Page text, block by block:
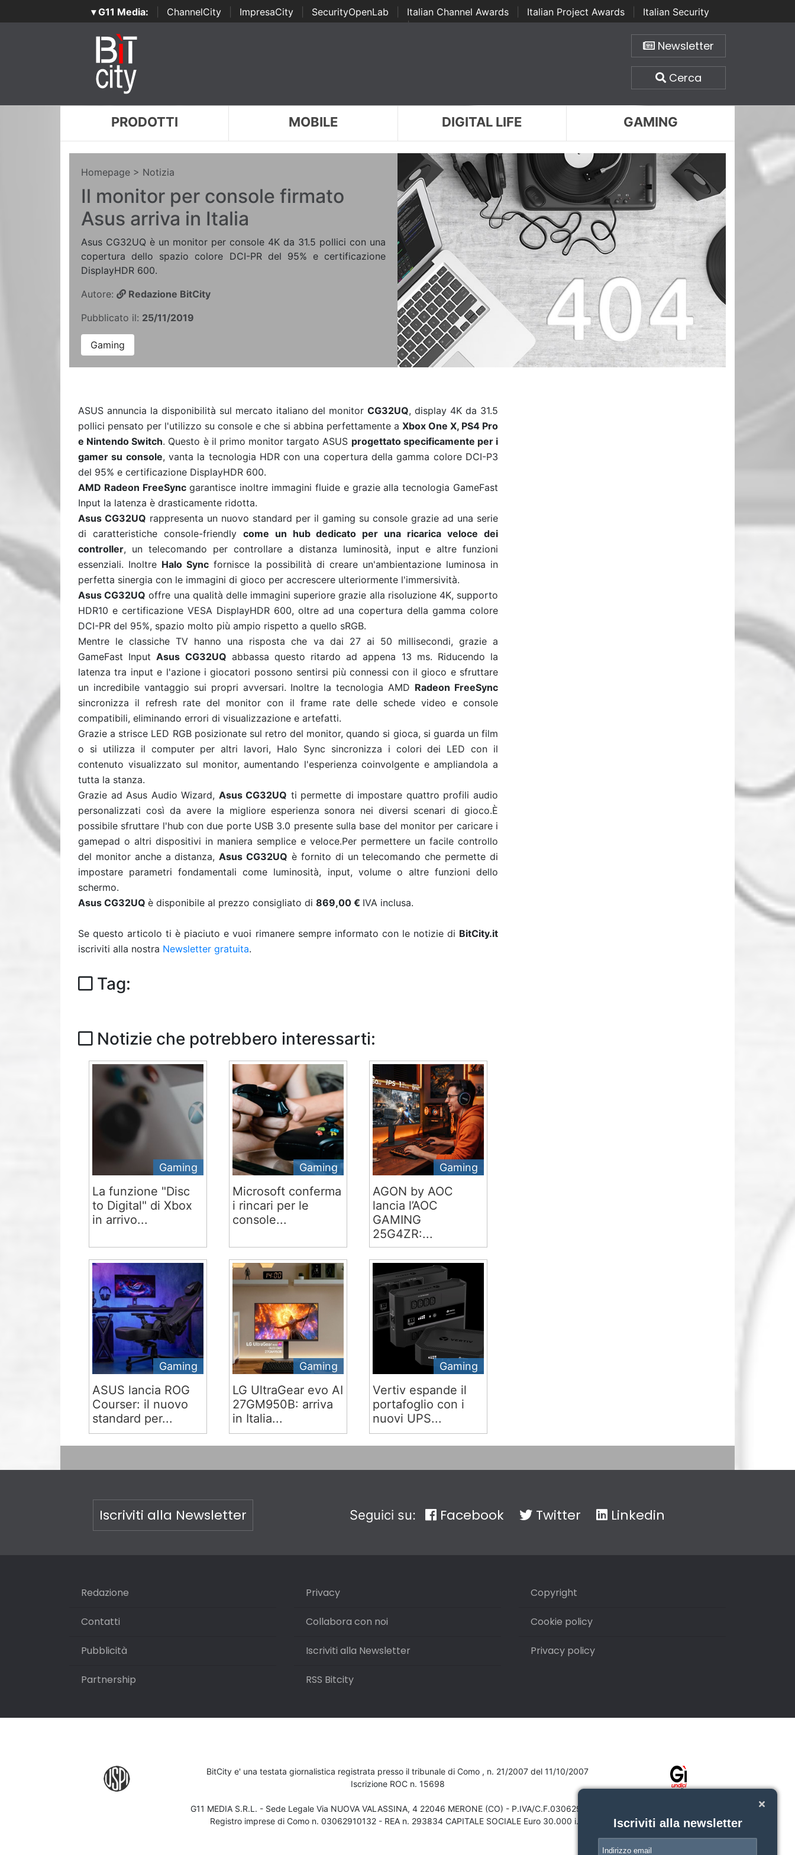
▾ G11 Media: ChannelCity ImpresaCity SecurityOpenLab Italian Channel Awards Italian Project Awards
Italian Security
Awards | ...
Newsletter
Cerca
PRODOTTI MOBILE DIGITAL LIFE GAMING
Homepage > Notizia
Il monitor per console firmato
Asus arriva in Italia
Asus CG32UQ è un monitor per console 4K da 31.5 pollici con una
copertura dello spazio colore DCI-PR del 95% e certificazione
DisplayHDR 600.
Autore:
Redazione BitCity
Pubblicato il: 25/11/2019
Gaming
ASUS annuncia la disponibilità sul mercato italiano del monitorCG32UQ, display 4K da 31.5
pollici pensato per l'utilizzo su console e che si abbina perfettamente a Xbox One X, PS4 Pro
e Nintendo Switch. Questo è il primo monitor targato ASUS progettato specificamente per i
gamer su console, vanta la tecnologia HDR con una copertura della gamma colore DCI-P3
del 95% e certificazione DisplayHDR 600.
AMD Radeon FreeSyncgarantisce inoltre immagini fluide e grazie alla tecnologia GameFast
Input la latenza è drasticamente ridotta.
Asus CG32UQ rappresenta un nuovo standard per il gaming su console grazie ad una serie
di caratteristiche console-friendly come un hub dedicato per una ricarica veloce dei
controller, un telecomando per controllare a distanza luminosità, input e altre funzioni
essenziali. Inoltre Halo Syncfornisce la possibilità di creare un'ambientazione luminosa in
perfetta sinergia con le immagini di gioco per accrescere ulteriormente l'immersività.
Asus CG32UQ offre una qualità delle immagini superiore grazie alla risoluzione 4K, supporto
HDR10 e certificazione VESA DisplayHDR 600, oltre ad una copertura della gamma colore
DCI-PR del 95%, spazio molto più ampio rispetto a quello sRGB.
Mentre le classiche TV hanno una risposta che va dai 27 ai 50 millisecondi, grazie a
GameFast InputAsus CG32UQ abbassa questo ritardo ad appena 13 ms. Riducendo la
latenza tra input e l'azione i giocatori possono sentirsi più connessi con il gioco e sfruttare
un incredibile vantaggio sui propri avversari. Inoltre la tecnologia AMD Radeon FreeSync
sincronizza il refresh rate del monitor con il frame rate delle schede video e console
compatibili, eliminando errori di visualizzazione e artefatti.
Grazie a strisce LED RGB posizionate sul retro del monitor, quando si gioca, si guarda un film
o si utilizza il computer per altri lavori, Halo Sync sincronizza i colori dei LED con il
contenuto visualizzato sul monitor, aumentando l'esperienza coinvolgente e ampliandola a
tutta la stanza.
Grazie ad Asus Audio Wizard, Asus CG32UQ ti permette di impostare quattro profili audio
personalizzati così da avere la migliore esperienza sonora nei diversi scenari di gioco.È
possibile sfruttare l'hub con due porte USB 3.0 presente sulla base del monitor per caricare i
gamepad o altri dispositivi in maniera semplice e veloce.Per permettere un facile controllo
del monitor anche a distanza,Asus CG32UQ è fornito di un telecomando che permette di
impostare parametri fondamentali come luminosità, input, volume o altre funzioni dello
schermo.
Asus CG32UQ è disponibile al prezzo consigliato di 869,00 € IVA inclusa.
Se questo articolo ti è piaciuto e vuoi rimanere sempre informato con le notizie di BitCity.it
iscriviti alla nostra Newsletter gratuita.
Tag:
Notizie che potrebbero interessarti:
Gaming
La funzione "Disc
to Digital" di Xbox
in arrivo...
Gaming
Microsoft conferma
i rincari per le
console...
Gaming
AGON by AOC
lancia l’AOC
GAMING
25G4ZR:...
Gaming
ASUS lancia ROG
Courser: il nuovo
standard per...
Gaming
LG UltraGear evo AI
27GM950B: arriva
in Italia...
Gaming
Vertiv espande il
portafoglio con i
nuovi UPS...
Iscriviti alla Newsletter Seguici su: Facebook Twitter Linkedin
Redazione
Contatti
Pubblicità
Partnership
Privacy
Collabora con noi
Iscriviti alla Newsletter
RSS Bitcity
Copyright
Cookie policy
Privacy policy
BitCity e' una testata giornalistica registrata presso il tribunale di Como , n. 21/2007 del 11/10/2007
Iscrizione ROC n. 15698
G11 MEDIA S.R.L. - Sede Legale Via NUOVA VALASSINA, 4 22046 MERONE (CO) - P.IVA/C.F.03062910132
Registro imprese di Como n. 03062910132 - REA n. 293834 CAPITALE SOCIALE Euro 30.000 i.v.
Iscriviti alla newsletter